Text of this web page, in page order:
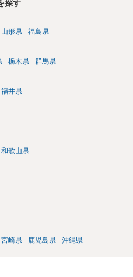
探す
山形県 福島県
栃木県 群馬県
福井県
和歌山県
宮崎県 鹿児島県 沖縄県